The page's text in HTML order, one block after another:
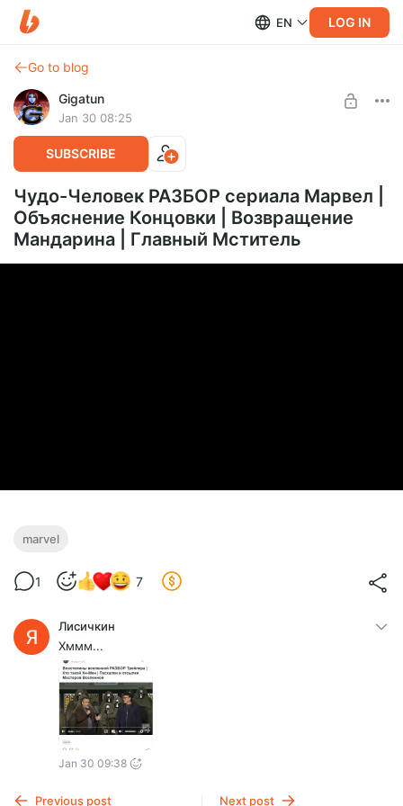
EN LOG IN
Go to blog
Gigatun
Jan 30 08:25
SUBSCRIBE
Чудо-Человек РАЗБОР сериала Марвел |
Объяснение Концовки | Возвращение
Мандарина | Главный Мститель
marvel
1 7
Лисичкин
Хммм...
Jan 30 09:38
Previous post Next post